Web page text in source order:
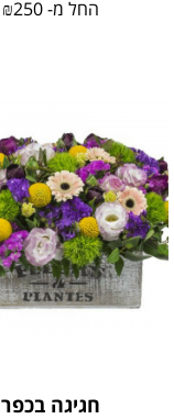
החל מ- ₪250
חגיגה בכפר